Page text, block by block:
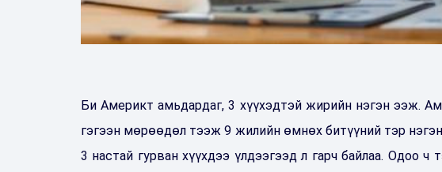
Би Америкт амьдардаг, 3 хүүхэдтэй жирийн нэгэн ээж.
гэгээн мөрөөдөл тээж 9 жилийн өмнөх битүүний тэр нэгэн
3 настай гурван хүүхдээ үлдээгээд л гарч байлаа. Одоо